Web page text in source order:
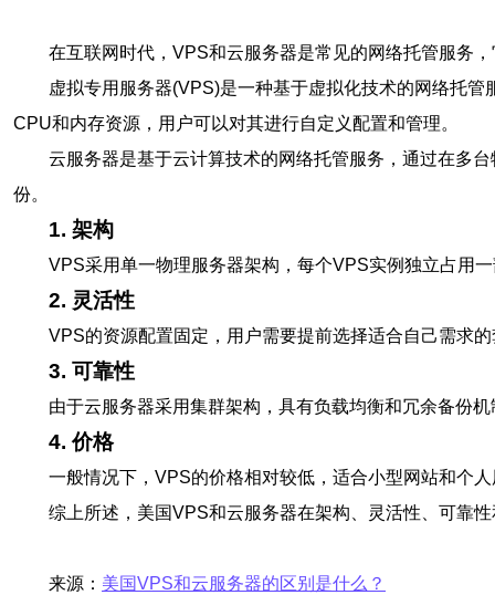
在互联网时代，VPS和云服务器是常见的网络托管服务
虚拟专用服务器(VPS)是一种基于虚拟化技术的网络托
CPU和内存资源，用户可以对其进行自定义配置和管理。
云服务器是基于云计算技术的网络托管服务，通过在多
份。
1. 架构
VPS采用单一物理服务器架构，每个VPS实例独立占用
2. 灵活性
VPS的资源配置固定，用户需要提前选择适合自己需求
3. 可靠性
由于云服务器采用集群架构，具有负载均衡和冗余备份
4. 价格
一般情况下，VPS的价格相对较低，适合小型网站和个
综上所述，美国VPS和云服务器在架构、灵活性、可靠
来源： 美国VPS和云服务器的区别是什么？